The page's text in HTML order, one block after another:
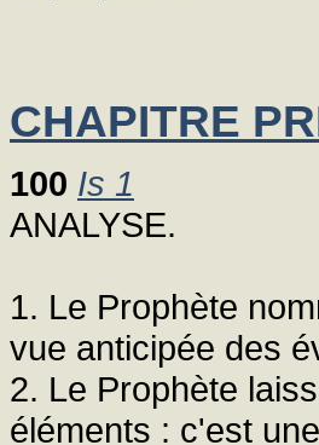
CHAPITRE
100 Is 1
ANALYSE.
1. Le Prophète
vue anticipée des
2. Le Prophète
éléments : c'est